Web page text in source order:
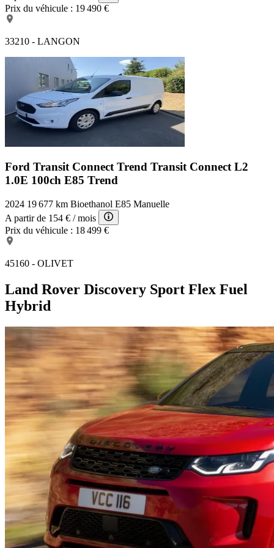
Prix du véhicule : 19 490 €
33210 - LANGON
Ford Transit Connect Trend Transit Connect L2
1.0E 100ch E85 Trend
2024 19 677 km Bioethanol E85 Manuelle
A partir de 154 € / mois
Prix du véhicule : 18 499 €
45160 - OLIVET
Land Rover Discovery Sport Flex Fuel
Hybrid